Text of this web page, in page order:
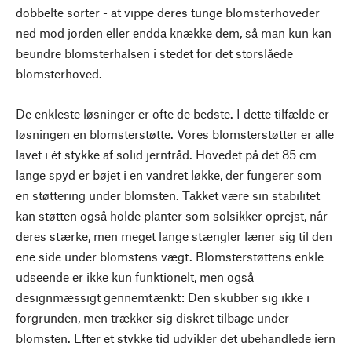
dobbelte sorter - at vippe deres tunge blomsterhoveder
ned mod jorden eller endda knække dem, så man kun kan
beundre blomsterhalsen i stedet for det storslåede
blomsterhoved.
De enkleste løsninger er ofte de bedste. I dette tilfælde er
løsningen en blomsterstøtte. Vores blomsterstøtter er alle
lavet i ét stykke af solid jerntråd. Hovedet på det 85 cm
lange spyd er bøjet i en vandret løkke, der fungerer som
en støttering under blomsten. Takket være sin stabilitet
kan støtten også holde planter som solsikker oprejst, når
deres stærke, men meget lange stængler læner sig til den
ene side under blomstens vægt. Blomsterstøttens enkle
udseende er ikke kun funktionelt, men også
designmæssigt gennemtænkt: Den skubber sig ikke i
forgrunden, men trækker sig diskret tilbage under
blomsten. Efter et stykke tid udvikler det ubehandlede jern